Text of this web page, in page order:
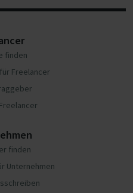
finden
Freelancer
finden
Unternehmen